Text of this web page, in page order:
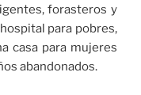
forasteros y
para pobres,
casa para mujeres
abandonados.